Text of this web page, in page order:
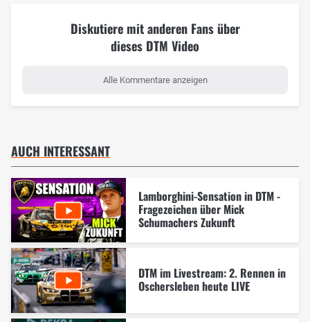
Diskutiere mit anderen Fans über
dieses DTM Video
Alle Kommentare anzeigen
AUCH INTERESSANT
Lamborghini-Sensation in DTM -
Fragezeichen über Mick
Schumachers Zukunft
DTM im Livestream: 2. Rennen in
Oschersleben heute LIVE